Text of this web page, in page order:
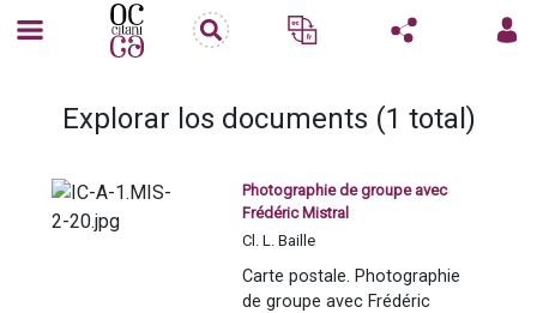
Explorar los documents (1 total)
Photographie de groupe avec
Frédéric Mistral
Cl. L. Baille
Carte postale. Photographie
de groupe avec Frédéric